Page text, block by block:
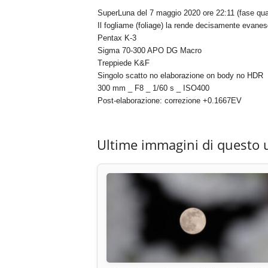
SuperLuna del 7 maggio 2020 ore 22:11 (fase
Il fogliame (foliage) la rende decisamente
Pentax K-3
Sigma 70-300 APO DG Macro
Treppiede K&F
Singolo scatto no elaborazione on body no HDR
300 mm _ F8 _ 1/60 s _ ISO400
Post-elaborazione: correzione +0.1667EV
Ultime immagini di questo